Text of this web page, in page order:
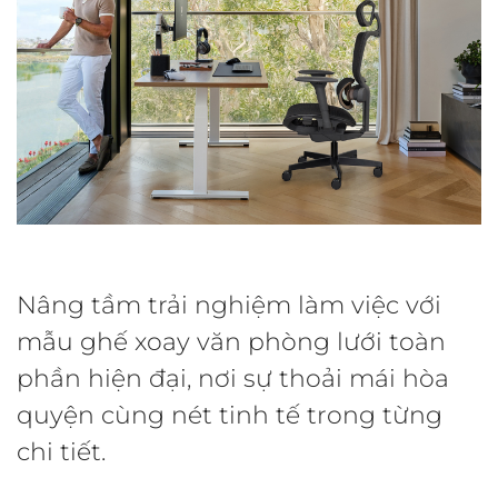
Nâng tầm trải nghiệm làm việc với
mẫu ghế xoay văn phòng lưới toàn
phần hiện đại, nơi sự thoải mái hòa
quyện cùng nét tinh tế trong từng
chi tiết.